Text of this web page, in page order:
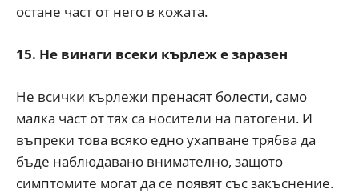
остане част от него в кожата.
15. Не винаги всеки кърлеж е заразен
Не всички кърлежи пренасят болести, само
малка част от тях са носители на патогени. И
въпреки това всяко едно ухапване трябва да
бъде наблюдавано внимателно, защото
симптомите могат да се появят със закъснение.